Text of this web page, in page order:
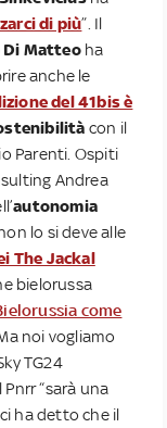
di più”. Il
Di Matteo ha
anche le
del 41bis è
con il
Parenti. Ospiti
Andrea
autonomia
lo si deve alle
The Jackal
bielorussa
come
noi vogliamo
TG24
“sarà una
ha detto che il